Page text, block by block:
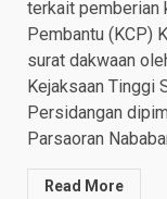
terkait pemberian
Pembantu (KCP)
surat dakwaan
Kejaksaan Tinggi
Persidangan
Parsaoran
Read More